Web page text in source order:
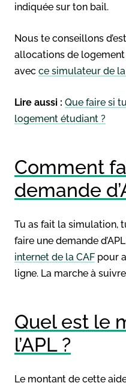
indiquée sur ton bail.
Nous te conseillons
allocations de
avec ce simulateur de la
Lire aussi : Que faire si
logement étudiant ?
Comment
demande
Tu as fait la simulation,
faire une demande
internet de la CAF pour
ligne. La marche à
Quel est le
l’APL ?
Le montant de cette